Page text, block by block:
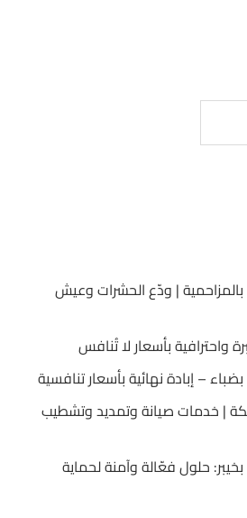
| ودّع الحشرات وعيش
واحترافية بأسعار لا تُنافس
– إبادة نهائية بأسعار تنافسية
| خدمات صيانة وتمديد وتشطيب
حلول فعّالة وآمنة لحماية